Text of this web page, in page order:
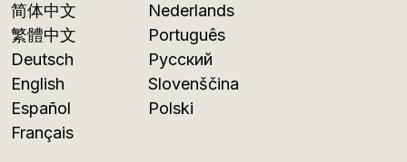
简体中文
繁體中文
Deutsch
English
Español
Français
Nederlands
Português
Русский
Slovenščina
Polski